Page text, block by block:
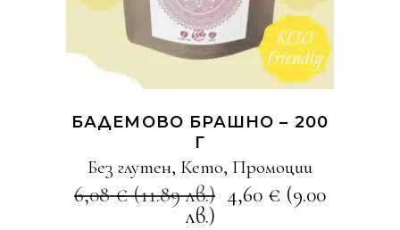
БАДЕМОВО БРАШНО – 200
Г
Без глутен, Кето, Промоции
6,08€ (11.89 лв.) 4,60 € (9.00
лв.)